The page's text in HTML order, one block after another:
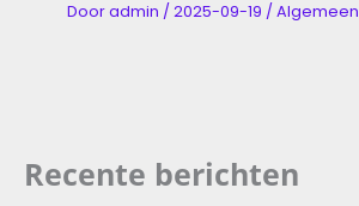
Door admin /2025-09-19 /Algemeen
Recente berichten